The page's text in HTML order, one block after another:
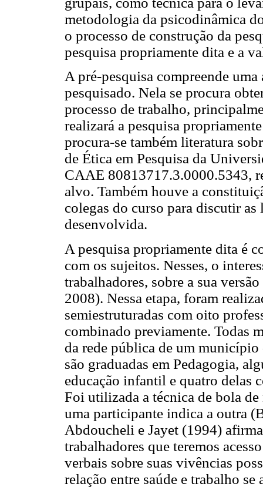
metodologia da psicodinâmica
o processo de construção da
pesquisa propriamente dita e a
A pré-pesquisa compreende
pesquisado. Nela se procura
processo de trabalho,
realizará a pesquisa
procura-se também literatura
de Ética em Pesquisa da
CAAE 80813717.3.0000.5343,
alvo. Também houve a
colegas do curso para discutir as
desenvolvida.
A pesquisa propriamente dita é
com os sujeitos. Nesses, o
trabalhadores, sobre a sua
2008). Nessa etapa, foram
semiestruturadas com oito
combinado previamente. Todas
da rede pública de um
são graduadas em Pedagogia,
educação infantil e quatro delas
Foi utilizada a técnica de bola de
uma participante indica a outra
Abdoucheli e Jayet (1994)
trabalhadores que teremos
verbais sobre suas vivências
relação entre saúde e trabalho